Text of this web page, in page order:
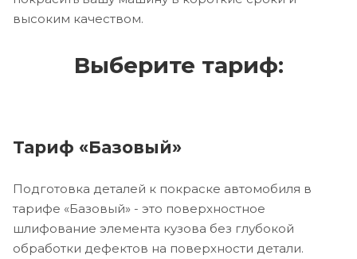
высоким качеством.
Выберите тариф:
Тариф «Базовый»
Подготовка деталей к покраске автомобиля в
тарифе «Базовый» - это поверхностное
шлифование элемента кузова без глубокой
обработки дефектов на поверхности детали.